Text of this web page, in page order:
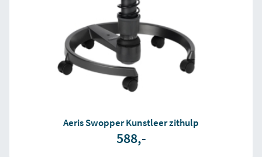
Aeris Swopper Kunstleer zithulp
588,-